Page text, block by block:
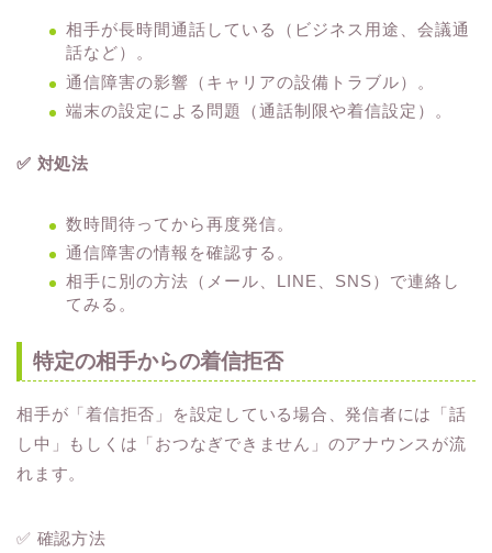
相手が長時間通話している（ビジネス用途、会議通
話など）。
通信障害の影響（キャリアの設備トラブル）。
端末の設定による問題（通話制限や着信設定）。
✅ 対処法
数時間待ってから再度発信。
通信障害の情報を確認する。
相手に別の方法（メール、LINE、SNS）で連絡し
てみる。
特定の相手からの着信拒否
相手が「着信拒否」を設定している場合、発信者には「話
し中」もしくは「おつなぎできません」のアナウンスが流
れます。
✅ 確認方法